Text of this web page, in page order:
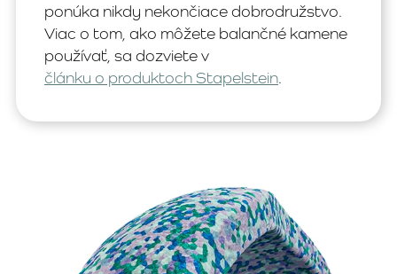
ponúka nikdy nekončiace dobrodružstvo.
Viac o tom, ako môžete balančné kamene
používať, sa dozviete v
článku o produktoch Stapelstein.